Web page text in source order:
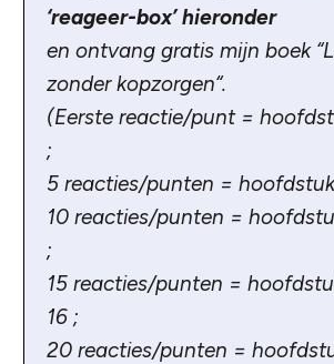
‘reageer-box’ hieronder
en ontvang gratis mijn boek “
zonder kopzorgen“.
(Eerste reactie/punt =
;
5 reacties/punten =
10 reacties/punten =
;
15 reacties/punten =
16 ;
20 reacties/punten =